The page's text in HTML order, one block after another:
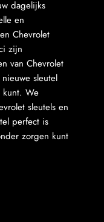
dagelijks
en
Chevrolet
zijn
van Chevrolet
sleutel
kunt. We
sleutels en
perfect is
zorgen kunt